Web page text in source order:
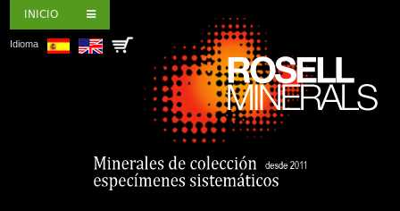
INICIO
Idioma